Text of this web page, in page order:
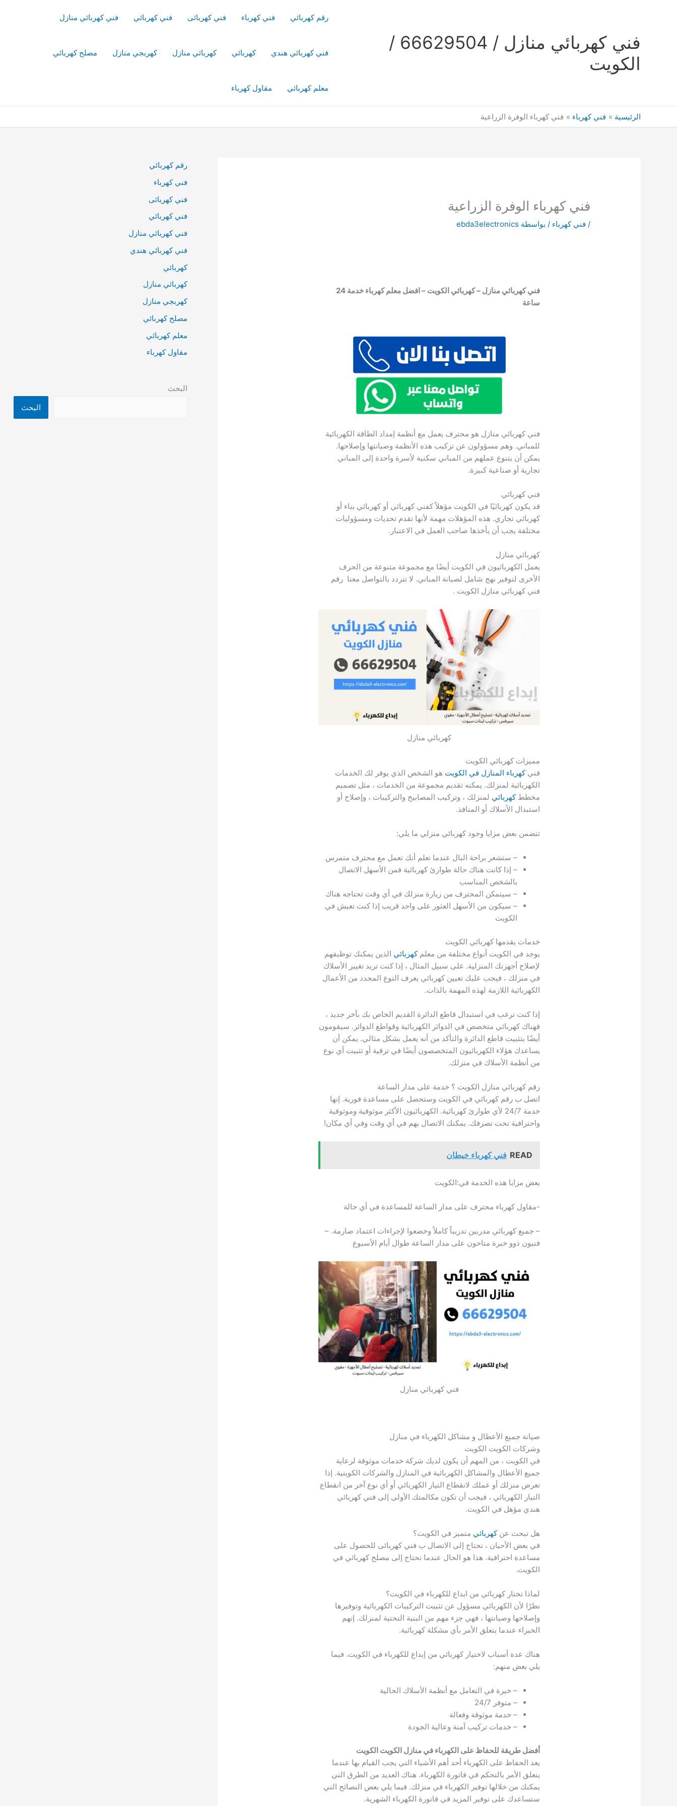
فني كهربائي منازل / 66629504 /
الكويت
رقم كهربائي فني كهرباء فني كهربائى فني كهربائي فني كهربائي منازل
فني كهربائي هندي كهربائي كهربائي منازل كهربجي منازل مصلح كهربائي
معلم كهربائي مقاول كهرباء
الرئيسية فني كهرباء فني كهرباء الوفرة الزراعية
فني كهرباء الوفرة الزراعية
/ فني كهرباء / بواسطة ebda3electronics
فني كهربائي منازل – كهربائي الكويت – افضل معلم كهرباء خدمة 24
ساعة
فني كهربائي منازل هو محترف يعمل مع أنظمة إمداد الطاقة الكهربائية
للمباني. وهم مسؤولون عن تركيب هذه الأنظمة وصيانتها وإصلاحها.
يمكن أن يتنوع عملهم من المباني سكنية لأسرة واحدة إلى المباني
تجارية أو صناعية كبيرة.
فني كهربائي
قد يكون كهربائيًا في الكويت مؤهلاً كفني كهربائي أو كهربائي بناء أو
كهربائي تجاري. هذه المؤهلات مهمة لأنها تقدم تحديات ومسؤوليات
مختلفة يجب أن يأخذها صاحب العمل في الاعتبار.
كهربائي منازل
يعمل الكهربائيون في الكويت أيضًا مع مجموعة متنوعة من الحرف
الأخرى لتوفير نهج شامل لصيانة المباني. لا تتردد بالتواصل معنا رقم
فني كهربائي منازل الكويت .
كهربائي منازل
مميزات كهربائي الكويت
فني كهرباء المنازل في الكويت هو الشخص الذي يوفر لك الخدمات
الكهربائية لمنزلك. يمكنه تقديم مجموعة من الخدمات ، مثل تصميم
مخططكهربائي لمنزلك ، وتركيب المصابيح والتركيبات ، وإصلاح أو
استبدال الأسلاك أو المنافذ.
تتضمن بعض مزايا وجود كهربائي منزلي ما يلي:
– ستشعر براحة البال عندما تعلم أنك تعمل مع محترف متمرس
– إذا كانت هناك حالة طوارئ كهربائية فمن الأسهل الاتصال
بالشخص المناسب
– سيتمكن المحترف من زيارة منزلك في أي وقت تحتاجه هناك
– سيكون من الأسهل العثور على واحد قريب إذا كنت تعيش في
الكويت
خدمات يقدمها كهربائي الكويت
يوجد في الكويت أنواع مختلفة من معلمكهربائي الذين يمكنك توظيفهم
لإصلاح أجهزتك المنزلية. على سبيل المثال ، إذا كنت تريد تغيير الأسلاك
في منزلك ، فيجب عليك تعيين كهربائي يعرف النوع المحدد من الأعمال
الكهربائية اللازمة لهذه المهمة بالذات.
إذا كنت ترغب في استبدال قاطع الدائرة القديم الخاص بك بآخر جديد ،
فهناك كهربائي متخصص في الدوائر الكهربائية وقواطع الدوائر. سيقومون
أيضًا بتثبيت قاطع الدائرة والتأكد من أنه يعمل بشكل مثالي. يمكن أن
يساعدك هؤلاء الكهربائيون المتخصصون أيضًا في ترقية أو تثبيت أي نوع
من أنظمة الأسلاك في منزلك.
رقم كهربائي منازل الكويت ؟ خدمة على مدار الساعة
اتصل ب رقم كهربائي في الكويت وستحصل على مساعدة فورية. إنها
خدمة 24/7 لأي طوارئ كهربائية. الكهربائيون الأكثر موثوقية وموثوقية
واحترافية تحت تصرفك. يمكنك الاتصال بهم في أي وقت وفي أي مكان!
READ فني كهرباء خيطان
بعض مزايا هذه الخدمة في:الكويت
-مقاول كهرباء محترف على مدار الساعة للمساعدة في أي حالة
– جميع كهربائي مدربين تدريباً كاملاً وخضعوا لإجراءات اعتماد صارمة. –
فنيون ذوو خبرة متاحون على مدار الساعة طوال أيام الأسبوع
فني كهربائي منازل
صيانة جميع الأعطال و مشاكل الكهرباء في منازل
وشركات الكويت الكويت
في الكويت ، من المهم أن يكون لديك شركة خدمات موثوقة لرعاية
جميع الأعطال والمشاكل الكهربائية في المنازل والشركات الكويتية. إذا
تعرض منزلك أو عملك لانقطاع التيار الكهربائي أو أي نوع آخر من انقطاع
التيار الكهربائي ، فيجب أن تكون مكالمتك الأولى إلى فني كهربائي
هندي مؤهل في الكويت.
هل تبحث عنكهربائي متميز في الكويت؟
في بعض الأحيان ، نحتاج إلى الاتصال ب فني كهربائى للحصول على
مساعدة احترافية. هذا هو الحال عندما تحتاج إلى مصلح كهربائي في
الكويت.
لماذا تختار كهربائي من ابداع للكهرباء في الكويت؟
نظرًا لأن الكهربائي مسؤول عن تثبيت التركيبات الكهربائية وتوفيرها
وإصلاحها وصيانتها ، فهي جزء مهم من البنية التحتية لمنزلك. إنهم
الخبراء عندما يتعلق الأمر بأي مشكلة كهربائية.
هناك عدة أسباب لاختيار كهربائي من إبداع للكهرباء في الكويت. فيما
يلي بعض منهم:
– خبرة في التعامل مع أنظمة الأسلاك الحالية
– متوفر 24/7
– خدمة موثوقة وفعالة
– خدمات تركيب آمنة وعالية الجودة
أفضل طريقة للحفاظ على الكهرباء في منازل الكويت الكويت
يعد الحفاظ على الكهرباء أحد أهم الأشياء التي يجب القيام بها عندما
يتعلق الأمر بالتحكم في فاتورة الكهرباء. هناك العديد من الطرق التي
يمكنك من خلالها توفير الكهرباء في منزلك. فيما يلي بعض النصائح التي
ستساعدك على توفير المزيد في فاتورة الكهرباء الشهرية.
رقم كهربائي
فني كهرباء
فني كهربائى
فني كهربائي
فني كهربائي منازل
فني كهربائي هندي
كهربائي
كهربائي منازل
كهربجي منازل
مصلح كهربائي
معلم كهربائي
مقاول كهرباء
البحث
البحث